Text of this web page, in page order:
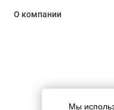
Мы
О компании